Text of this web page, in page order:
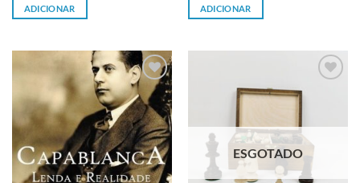
ADICIONAR ADICIONAR
Adicionar
à lista de
desejos
Adicionar
ESGOTADO